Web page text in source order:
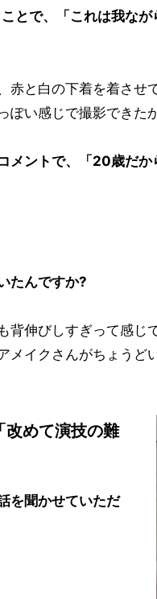
で、「これは我なが
赤と白の下着を着させ
い感じで撮影できた
ントで、「20歳だか
たんですか?
背伸びしすぎって感じ
メイクさんがちょうど
めて演技の難
を聞かせていただ